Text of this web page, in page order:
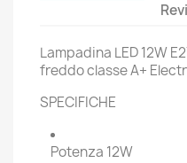
Lampadina LED 12W
freddo classe A+
SPECIFICHE
Potenza 12W